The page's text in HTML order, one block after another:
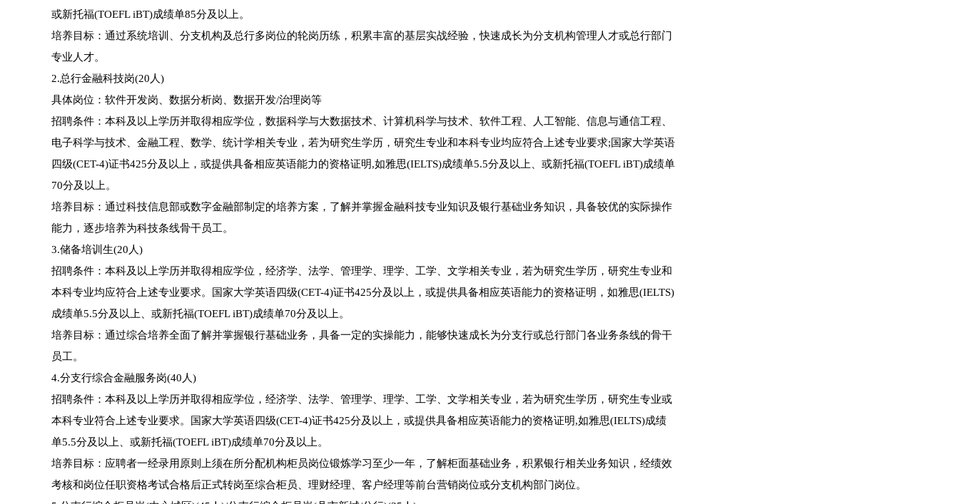
或新托福(TOEFL iBT)成绩单85分及以上。
培养目标：通过系统培训、分支机构及总行多岗位的轮岗历练，积累丰富的基层实战经验，快速成长为分支机构管理人才或总行部门
专业人才。
2.总行金融科技岗(20人)
具体岗位：软件开发岗、数据分析岗、数据开发/治理岗等
招聘条件：本科及以上学历并取得相应学位，数据科学与大数据技术、计算机科学与技术、软件工程、人工智能、信息与通信工程、
电子科学与技术、金融工程、数学、统计学相关专业，若为研究生学历，研究生专业和本科专业均应符合上述专业要求;国家大学英语
四级(CET-4)证书425分及以上，或提供具备相应英语能力的资格证明,如雅思(IELTS)成绩单5.5分及以上、或新托福(TOEFL iBT)成绩单
70分及以上。
培养目标：通过科技信息部或数字金融部制定的培养方案，了解并掌握金融科技专业知识及银行基础业务知识，具备较优的实际操作
能力，逐步培养为科技条线骨干员工。
3.储备培训生(20人)
招聘条件：本科及以上学历并取得相应学位，经济学、法学、管理学、理学、工学、文学相关专业，若为研究生学历，研究生专业和
本科专业均应符合上述专业要求。国家大学英语四级(CET-4)证书425分及以上，或提供具备相应英语能力的资格证明，如雅思(IELTS)
成绩单5.5分及以上、或新托福(TOEFL iBT)成绩单70分及以上。
培养目标：通过综合培养全面了解并掌握银行基础业务，具备一定的实操能力，能够快速成长为分支行或总行部门各业务条线的骨干
员工。
4.分支行综合金融服务岗(40人)
招聘条件：本科及以上学历并取得相应学位，经济学、法学、管理学、理学、工学、文学相关专业，若为研究生学历，研究生专业或
本科专业符合上述专业要求。国家大学英语四级(CET-4)证书425分及以上，或提供具备相应英语能力的资格证明,如雅思(IELTS)成绩
单5.5分及以上、或新托福(TOEFL iBT)成绩单70分及以上。
培养目标：应聘者一经录用原则上须在所分配机构柜员岗位锻炼学习至少一年，了解柜面基础业务，积累银行相关业务知识，经绩效
考核和岗位任职资格考试合格后正式转岗至综合柜员、理财经理、客户经理等前台营销岗位或分支机构部门岗位。